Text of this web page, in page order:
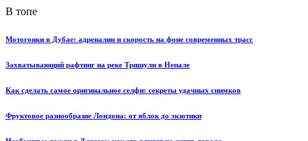
В топе
Мотогонки в Дубае: адреналин и скорость на фоне современных трасс
Захватывающий рафтинг на реке Тришули в Непале
Как сделать самое оригинальное селфи: секреты удачных снимков
Фруктовое разнообразие Лондона: от яблок до экзотики